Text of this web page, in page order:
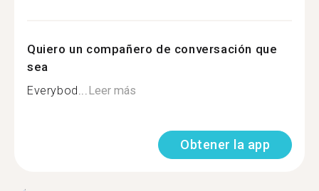
Quiero un compañero de conversación que
sea
Everybod...Leer más
Obtener la app